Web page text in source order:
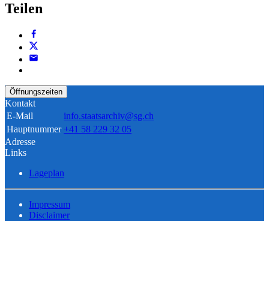
Teilen
Öffnungszeiten
Kontakt
E-Mail
info.staatsarchiv@sg.ch
Hauptnummer +41 58 229 32 05
Adresse
Links
Lageplan
Impressum
Disclaimer